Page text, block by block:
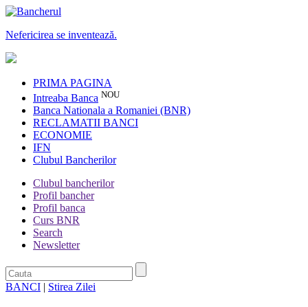
Nefericirea se inventează.
PRIMA PAGINA
Intreaba Banca NOU
Banca Nationala a Romaniei (BNR)
RECLAMATII BANCI
ECONOMIE
IFN
Clubul Bancherilor
Clubul bancherilor
Profil bancher
Profil banca
Curs BNR
Search
Newsletter
BANCI | Stirea Zilei